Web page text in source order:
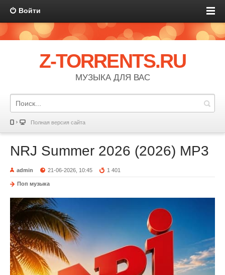
Войти
Z-TORRENTS.RU
МУЗЫКА ДЛЯ ВАС
Полная версия сайта
NRJ Summer 2026 (2026) MP3
admin 21-06-2026, 10:45 1 401
Поп музыка